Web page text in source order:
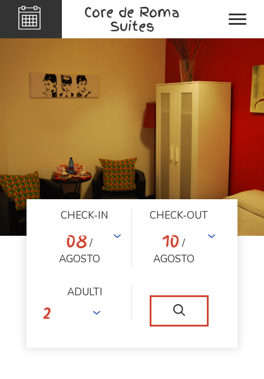
Core de Roma
Suites
CHECK-IN
08 /
AGOSTO
CHECK-OUT
10 /
AGOSTO
ADULTI